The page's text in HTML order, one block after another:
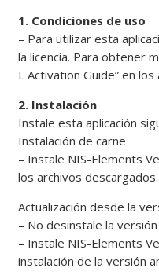
1. Condiciones de uso
– Para utilizar esta
la licencia. Para obtener
L Activation Guide” en
2. Instalación
Instale esta aplicación
Instalación de carne
– Instale NIS-Elements
los archivos descargados.
Actualización desde la
– No desinstale la
– Instale NIS-Elements
instalación de la versión